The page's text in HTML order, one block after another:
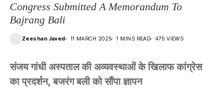
Congress Submitted A Memorandum To
Bajrang Bali
Zeeshan Javed 11 MARCH 2025 1 MINS READ 475 VIEWS
संजय गांधी अस्पताल की अव्यवस्थाओं के खिलाफ कांग्रेस
का प्रदर्शन, बजरंग बली को सौंपा ज्ञापन